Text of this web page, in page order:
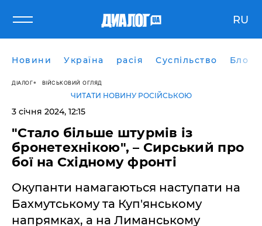
RU
Новини Україна расія Суспільство Блоги
ДІАЛОГ ВІЙСЬКОВИЙ ОГЛЯД
ЧИТАТИ НОВИНУ РОСІЙСЬКОЮ
3 січня 2024, 12:15
"Стало більше штурмів із
бронетехнікою", – Сирський про
бої на Східному фронті
Окупанти намагаються наступати на
Бахмутському та Куп'янському
напрямках, а на Лиманському